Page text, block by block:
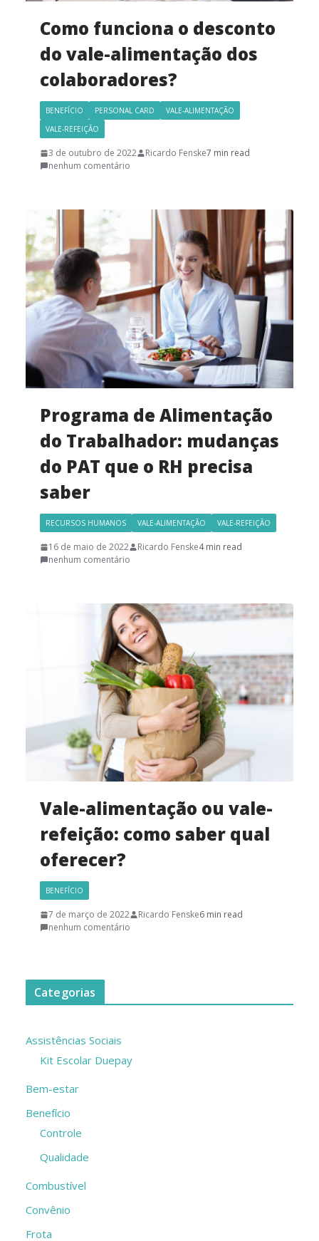
Como funciona o desconto
do vale-alimentação dos
colaboradores?
BENEFÍCIO PERSONAL CARD
VALE-ALIMENTAÇÃO
VALE-REFEIÇÃO
3 de outubro de 2022 Ricardo Fenske7 min read
nenhum comentário
Programa de Alimentação
do Trabalhador: mudanças
do PAT que o RH precisa
saber
RECURSOS HUMANOS VALE-ALIMENTAÇÃO VALE-REFEIÇÃO
16 de maio de 2022 Ricardo Fenske4 min read
nenhum comentário
Vale-alimentação ou vale-
refeição: como saber qual
oferecer?
BENEFÍCIO
7 de março de 2022 Ricardo Fenske6 min read
nenhum comentário
Categorias
Assistências Sociais
Kit Escolar Duepay
Bem-estar
Benefício
Controle
Qualidade
Combustível
Convênio
Frota